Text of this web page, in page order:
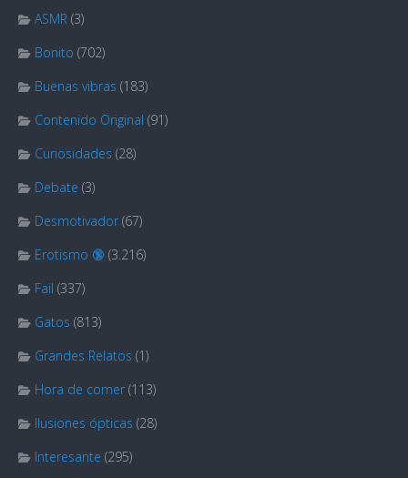
ASMR (3)
Bonito (702)
Buenas vibras (183)
Contenido Original (91)
Curiosidades (28)
Debate (3)
Desmotivador (67)
Erotismo 🔞 (3.216)
Fail (337)
Gatos (813)
Grandes Relatos (1)
Hora de comer (113)
Ilusiones ópticas (28)
Interesante (295)